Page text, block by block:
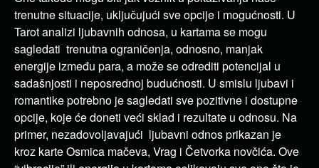
trenutne situacije, uključujući sve opcije i mogućnosti. U
Tarot analizi ljubavnih odnosa, u kartama se mogu
sagledati trenutna ograničenja, odnosno, manjak
energije između para, a može se odrediti potencijal u
sadašnjosti i neposrednoj budućnosti. U smislu ljubavi i
romantike potrebno je sagledati sve pozitivne i dostupne
opcije, koje će doneti veći sklad i rezultate u odnosu. Na
primer, nezadovoljavajući ljubavni odnos prikazan je
kroz karte Osmica mačeva, Vrag i Četvorka novčića. Ove